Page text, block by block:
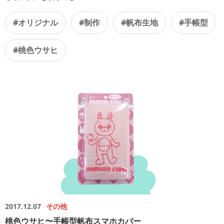
#オリジナル #制作 #帆布生地 #手帳型
#桃色ウサヒ
2017.12.07 その他
桃色ウサヒ〜手帳型帆布スマホカバー